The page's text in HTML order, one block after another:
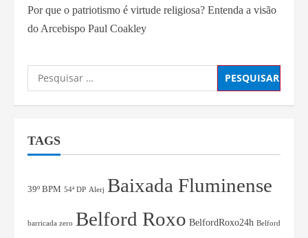
Por que o patriotismo é virtude religiosa? Entenda a visão
do Arcebispo Paul Coakley
TAGS
39º BPM 54ª DP Alerj Baixada Fluminense
barricada zero Belford Roxo BelfordRoxo24h Belford